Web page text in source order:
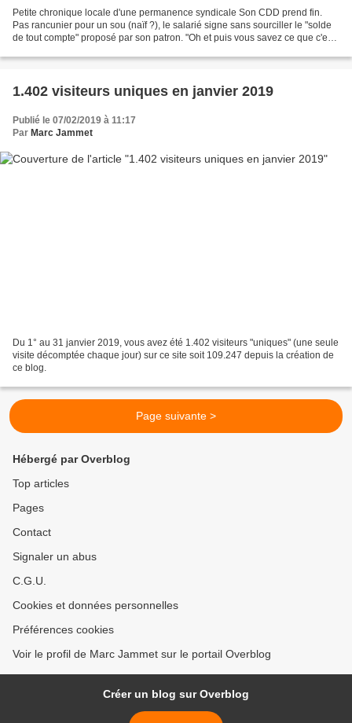
Petite chronique locale d'une permanence syndicale Son CDD prend fin.
Pas rancunier pour un sou (naïf ?), le salarié signe sans sourciller le "solde
de tout compte" proposé par son patron. "Oh et puis vous savez ce que c'est
1.402 visiteurs uniques en janvier 2019
Publié le 07/02/2019 à 11:17
Par Marc Jammet
Du 1° au 31 janvier 2019, vous avez été 1.402 visiteurs "uniques" (une seule
visite décomptée chaque jour) sur ce site soit 109.247 depuis la création de
ce blog.
Page suivante >
Hébergé par Overblog
Top articles
Pages
Contact
Signaler un abus
C.G.U.
Cookies et données personnelles
Préférences cookies
Voir le profil de Marc Jammet sur le portail Overblog
Créer un blog sur Overblog